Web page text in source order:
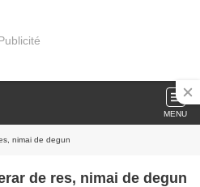
MENU
nimai de degun
de res, nimai de degun